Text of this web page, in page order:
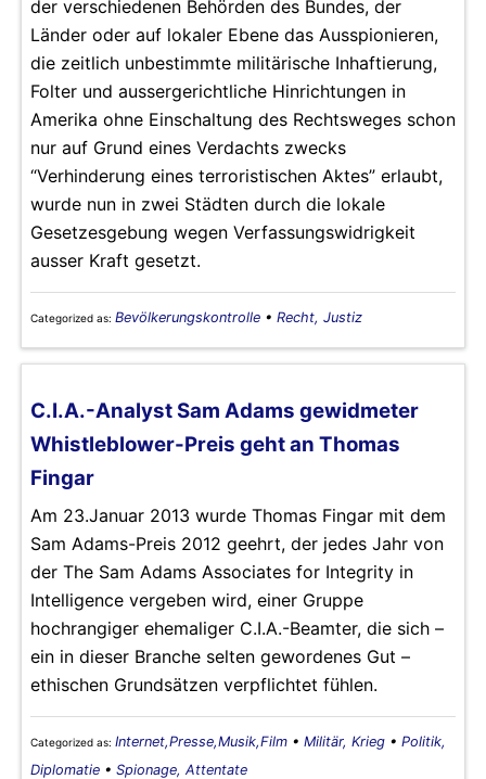
der verschiedenen Behörden des Bundes, der
Länder oder auf lokaler Ebene das Ausspionieren,
die zeitlich unbestimmte militärische Inhaftierung,
Folter und aussergerichtliche Hinrichtungen in
Amerika ohne Einschaltung des Rechtsweges schon
nur auf Grund eines Verdachts zwecks
“Verhinderung eines terroristischen Aktes” erlaubt,
wurde nun in zwei Städten durch die lokale
Gesetzesgebung wegen Verfassungswidrigkeit
ausser Kraft gesetzt.
Categorized as: Bevölkerungskontrolle • Recht, Justiz
C.I.A.-Analyst Sam Adams gewidmeter
Whistleblower-Preis geht an Thomas
Fingar
Am 23.Januar 2013 wurde Thomas Fingar mit dem
Sam Adams-Preis 2012 geehrt, der jedes Jahr von
der The Sam Adams Associates for Integrity in
Intelligence vergeben wird, einer Gruppe
hochrangiger ehemaliger C.I.A.-Beamter, die sich –
ein in dieser Branche selten gewordenes Gut –
ethischen Grundsätzen verpflichtet fühlen.
Categorized as: Internet,Presse,Musik,Film • Militär, Krieg • Politik,
Diplomatie • Spionage, Attentate